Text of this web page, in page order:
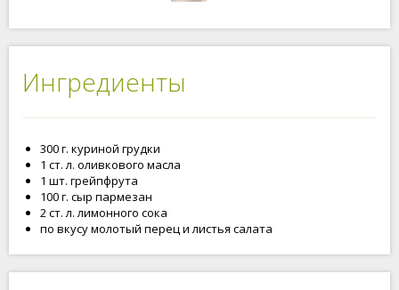
Ингредиенты
300 г. куриной грудки
1 ст. л. оливкового масла
1 шт. грейпфрута
100 г. сыр пармезан
2 ст. л. лимонного сока
по вкусу молотый перец и листья салата